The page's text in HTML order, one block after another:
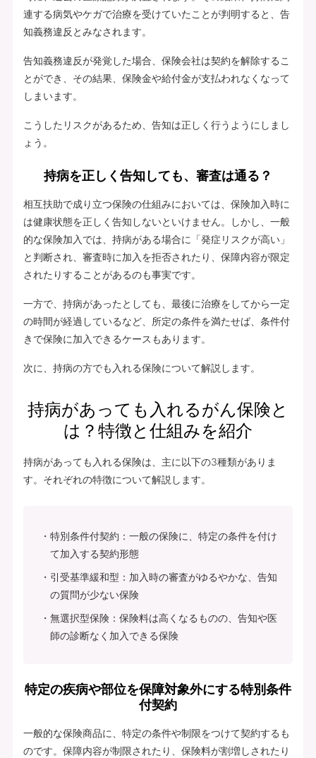
連する病気やケガで治療を受けていたことが判明すると、告
知義務違反とみなされます。
告知義務違反が発覚した場合、保険会社は契約を解除するこ
とができ、その結果、保険金や給付金が支払われなくなって
しまいます。
こうしたリスクがあるため、告知は正しく行うようにしまし
ょう。
持病を正しく告知しても、審査は通る？
相互扶助で成り立つ保険の仕組みにおいては、保険加入時に
は健康状態を正しく告知しないといけません。しかし、一般
的な保険加入では、持病がある場合に「発症リスクが高い」
と判断され、審査時に加入を拒否されたり、保障内容が限定
されたりすることがあるのも事実です。
一方で、持病があったとしても、最後に治療をしてから一定
の時間が経過しているなど、所定の条件を満たせば、条件付
きで保険に加入できるケースもあります。
次に、持病の方でも入れる保険について解説します。
持病があっても入れるがん保険と
は？特徴と仕組みを紹介
持病があっても入れる保険は、主に以下の3種類がありま
す。それぞれの特徴について解説します。
特別条件付契約：一般の保険に、特定の条件を付け
て加入する契約形態
引受基準緩和型：加入時の審査がゆるやかな、告知
の質問が少ない保険
無選択型保険：保険料は高くなるものの、告知や医
師の診断なく加入できる保険
特定の疾病や部位を保障対象外にする特別条件
付契約
一般的な保険商品に、特定の条件や制限をつけて契約するも
のです。保障内容が制限されたり、保険料が割増しされたり